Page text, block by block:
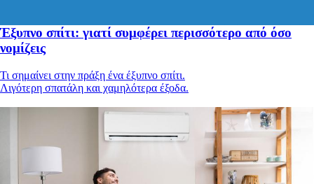
Έξυπνο σπίτι: γιατί συμφέρει περισσότερο από όσο
νομίζεις
Τι σημαίνει στην πράξη ένα έξυπνο σπίτι.
Λιγότερη σπατάλη και χαμηλότερα έξοδα.